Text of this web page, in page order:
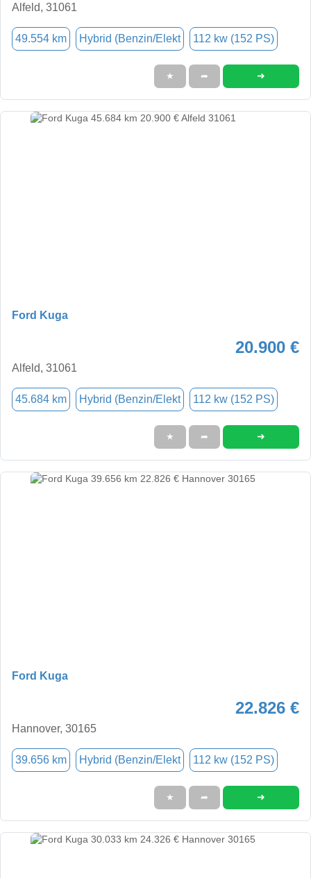
Alfeld, 31061
49.554 km Hybrid (Benzin/Elekt 112 kw (152 PS)
★ ➦ ➜
Ford Kuga
20.900 €
Alfeld, 31061
45.684 km Hybrid (Benzin/Elekt 112 kw (152 PS)
★ ➦ ➜
Ford Kuga
22.826 €
Hannover, 30165
39.656 km Hybrid (Benzin/Elekt 112 kw (152 PS)
★ ➦ ➜